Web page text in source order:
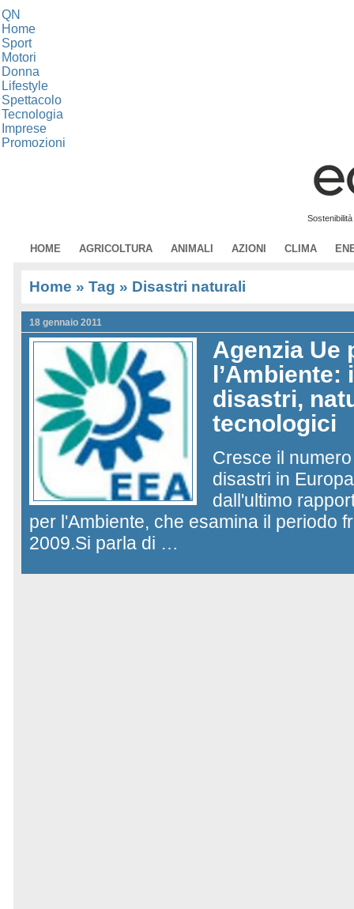
QN
Home
Sport
Motori
Donna
Lifestyle
Spettacolo
Tecnologia
Imprese
Promozioni
HOME AGRICOLTURA ANIMALI AZIONI CLIMA
Home » Tag » Disastri naturali
18 gennaio 2011
Agenzia Ue
l’Ambiente:
disastri,
tecnologici
Cresce il
disastri in
dall'ultimo
per l'Ambiente, che esamina il periodo
2009.Si parla di …